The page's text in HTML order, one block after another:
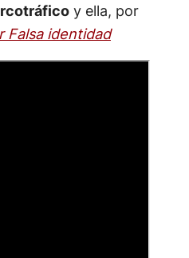
y ella, por
Falsa identidad